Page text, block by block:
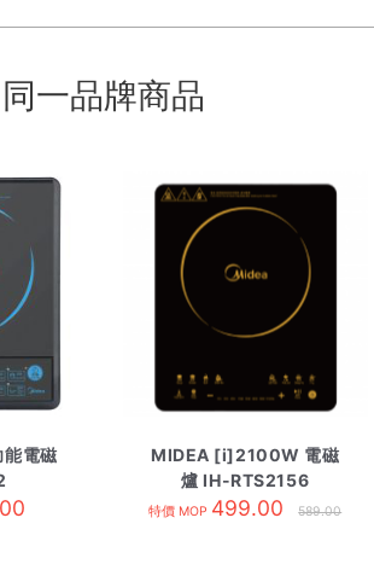
同一品牌商品
電磁
MIDEA [i]2100W 電磁
爐 IH-RTS2156
特價 MOP 499.00 589.00